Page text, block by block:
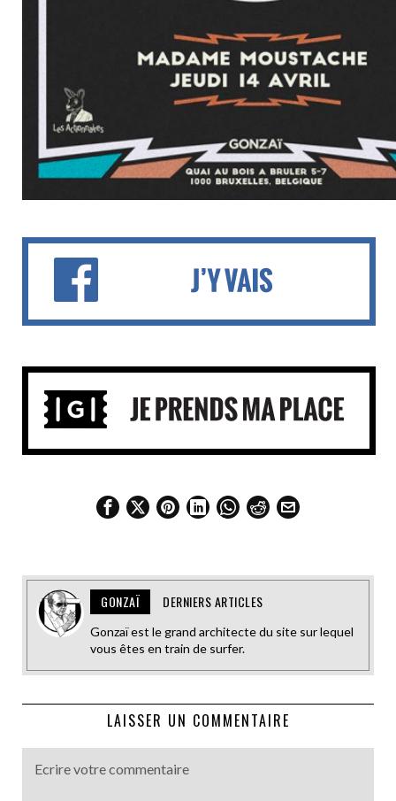
GONZAÏ DERNIERS ARTICLES
Gonzaï est le grand architecte du site sur lequel
vous êtes en train de surfer.
LAISSER UN COMMENTAIRE